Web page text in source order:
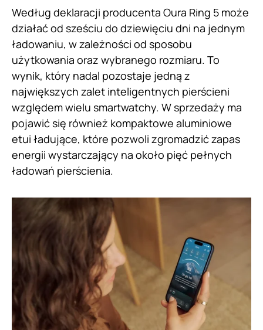
Według deklaracji producenta Oura Ring 5 może
działać od sześciu do dziewięciu dni na jednym
ładowaniu, w zależności od sposobu
użytkowania oraz wybranego rozmiaru. To
wynik, który nadal pozostaje jedną z
największych zalet inteligentnych pierścieni
względem wielu smartwatchy. W sprzedaży ma
pojawić się również kompaktowe aluminiowe
etui ładujące, które pozwoli zgromadzić zapas
energii wystarczający na około pięć pełnych
ładowań pierścienia.